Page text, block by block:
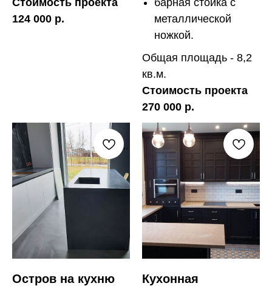
124 000 р.
металлической
ножкой.
Общая площадь - 8,2
кв.м.
Стоимость проекта
270 000 р.
Остров на кухню
Кухонная